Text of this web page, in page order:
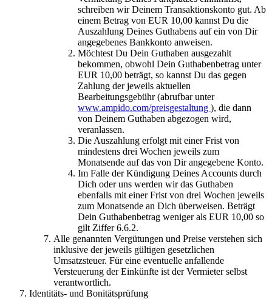
schreiben wir Deinem Transaktionskonto gut. Ab
einem Betrag von EUR 10,00 kannst Du die
Auszahlung Deines Guthabens auf ein von Dir
angegebenes Bankkonto anweisen.
Möchtest Du Dein Guthaben ausgezahlt
bekommen, obwohl Dein Guthabenbetrag unter
EUR 10,00 beträgt, so kannst Du das gegen
Zahlung der jeweils aktuellen
Bearbeitungsgebühr (abrufbar unter
www.ampido.com/preisgestaltung ), die dann
von Deinem Guthaben abgezogen wird,
veranlassen.
Die Auszahlung erfolgt mit einer Frist von
mindestens drei Wochen jeweils zum
Monatsende auf das von Dir angegebene Konto.
Im Falle der Kündigung Deines Accounts durch
Dich oder uns werden wir das Guthaben
ebenfalls mit einer Frist von drei Wochen jeweils
zum Monatsende an Dich überweisen. Beträgt
Dein Guthabenbetrag weniger als EUR 10,00 so
gilt Ziffer 6.6.2.
Alle genannten Vergütungen und Preise verstehen sich
inklusive der jeweils gültigen gesetzlichen
Umsatzsteuer. Für eine eventuelle anfallende
Versteuerung der Einkünfte ist der Vermieter selbst
verantwortlich.
Identitäts- und Bonitätsprüfung